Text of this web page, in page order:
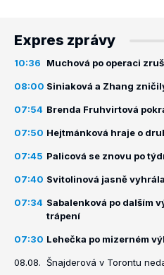
Expres zprávy
10:36 Muchová po operaci
08:00 Siniaková a Zhang
07:54 Brenda Fruhvirtová
07:50 Hejtmánková hraje o
07:45 Palicová se znovu po
07:40 Svitolinová jasně
07:34 Sabalenková po dalším
trápení
07:30 Lehečka po mizerném
08.08. Šnajderová v Torontu